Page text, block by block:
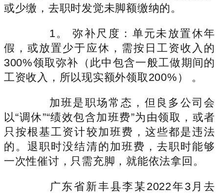
或少缴，去职时发觉未脚额缴纳的。
1。 弥补尺度：单元未放置休年
假，或放置少于应休，需按日工资收入的
300%领取弥补（此中包含一般工做期间的
工资收入，所以现实额外领取200%） 。
加班是职场常态，但良多公司会
以“调休”“绩效包含加班费”为由领取，或者
只按根基工资计较加班费，这些都是违法
的。退职时没结清的加班费，去职时能够
一次性催讨，只需充脚，就能依法拿回。
广东省新丰县李某2022年3月去